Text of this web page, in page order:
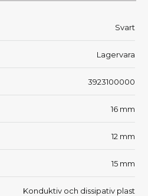
Svart
Lagervara
3923100000
16 mm
12 mm
15 mm
Konduktiv och dissipativ plast